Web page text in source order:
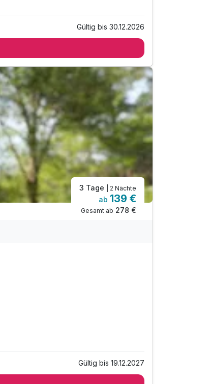
Gültig bis 30.12.2026
3 Tage | 2 Nächte
ab 139 €
Gesamt ab 278 €
Gültig bis 19.12.2027